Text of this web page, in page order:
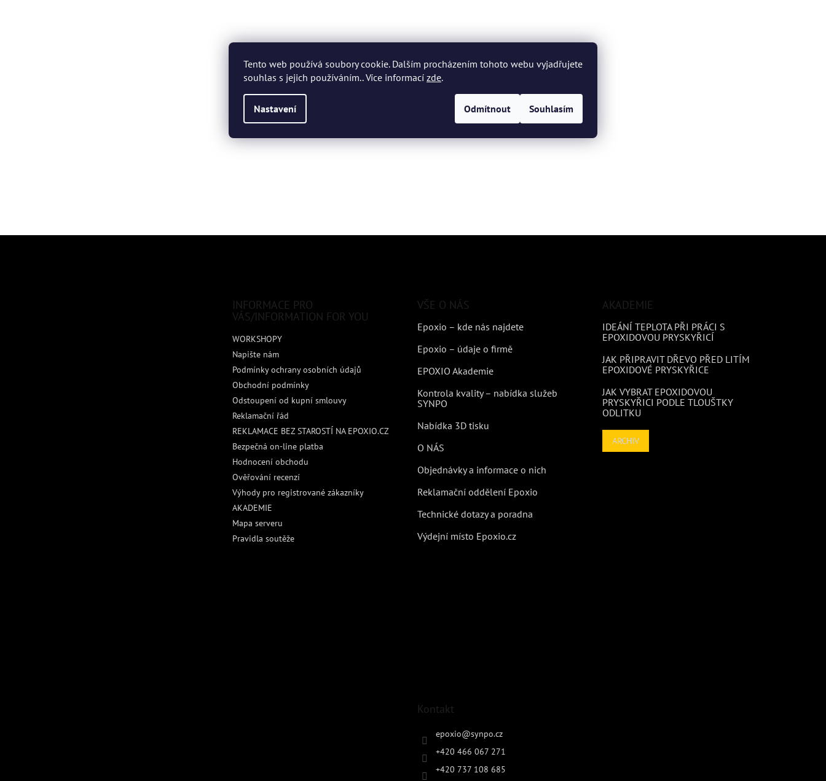
Tento web používá soubory cookie. Dalším procházením tohoto webu vyjadřujete
souhlas s jejich používáním.. Více informací zde.
Nastavení Odmítnout Souhlasím
INFORMACE PRO
VÁS/INFORMATION FOR YOU
WORKSHOPY
Napište nám
Podmínky ochrany osobních údajů
Obchodní podmínky
Odstoupení od kupní smlouvy
Reklamační řád
REKLAMACE BEZ STAROSTÍ NA EPOXIO.CZ
Bezpečná on-line platba
Hodnocení obchodu
Ověřování recenzí
Výhody pro registrované zákazníky
AKADEMIE
Mapa serveru
Pravidla soutěže
VŠE O NÁS
Epoxio – kde nás najdete
Epoxio – údaje o firmě
EPOXIO Akademie
Kontrola kvality – nabídka služeb
SYNPO
Nabídka 3D tisku
O NÁS
Objednávky a informace o nich
Reklamační oddělení Epoxio
Technické dotazy a poradna
Výdejní místo Epoxio.cz
AKADEMIE
IDEÁNÍ TEPLOTA PŘI PRÁCI S
EPOXIDOVOU PRYSKYŘICÍ
JAK PŘIPRAVIT DŘEVO PŘED LITÍM
EPOXIDOVÉ PRYSKYŘICE
JAK VYBRAT EPOXIDOVOU
PRYSKYŘICI PODLE TLOUŠTKY
ODLITKU
ARCHIV
Kontakt
epoxio@synpo.cz
+420 466 067 271
+420 737 108 685